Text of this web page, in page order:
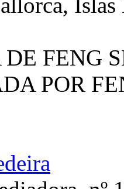
DE FENG
POR